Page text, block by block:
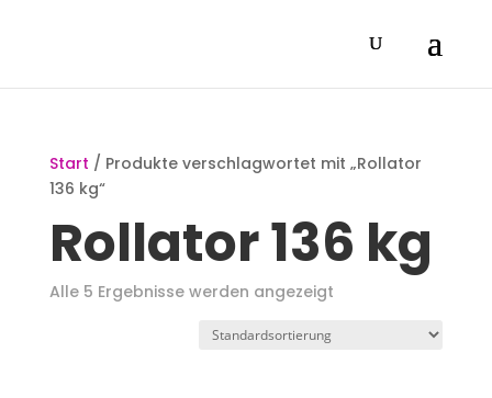
Start / Produkte verschlagwortet mit „Rollator
136 kg“
Rollator 136 kg
Alle 5 Ergebnisse werden angezeigt